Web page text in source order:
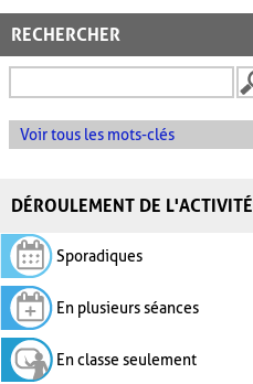
RECHERCHER
Voir tous les mots-clés
DÉROULEMENT DE L'ACTIVITÉ
Sporadiques
En plusieurs séances
En classe seulement